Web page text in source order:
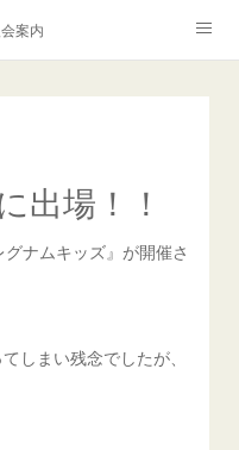
会案内
出場！！
ナムキッズ』が開催さ
しまい残念でしたが、